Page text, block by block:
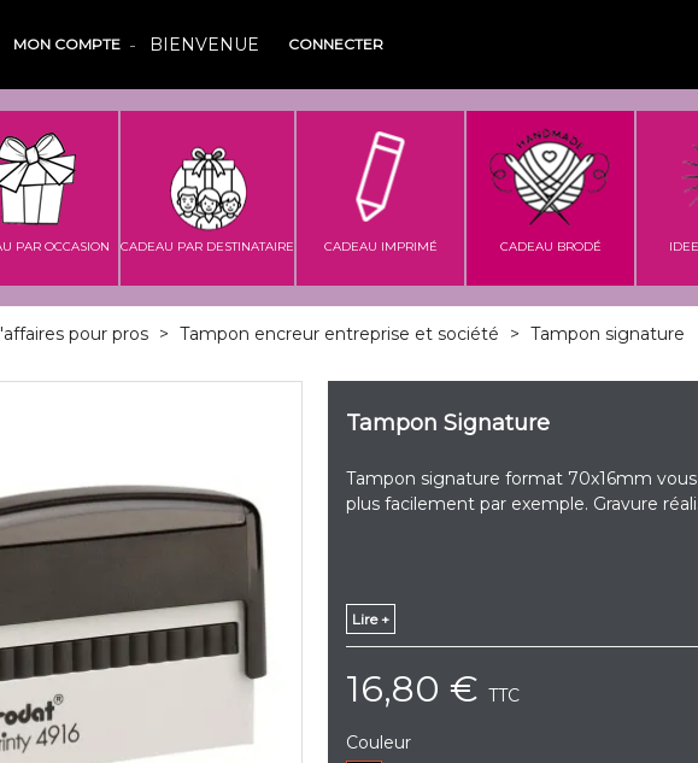
MON COMPTE BIENVENUE CONNECTER
PAR OCCASION CADEAU PAR DESTINATAIRE CADEAU IMPRIMÉ CADEAU BRODÉ
pour pros > Tampon encreur entreprise et société > Tampon signature
Tampon Signature
Tampon signature format 70x16mm
plus facilement par exemple. Gravure
Lire +
16,80 € TTC
Couleur